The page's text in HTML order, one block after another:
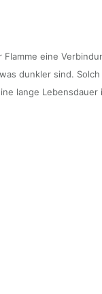
eine
dunkler sind.
lange